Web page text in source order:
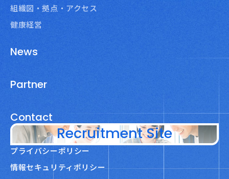
組織図・拠点・アクセス
健康経営
News
Partner
Contact
Recruitment Site
プライバシーポリシー
情報セキュリティポリシー